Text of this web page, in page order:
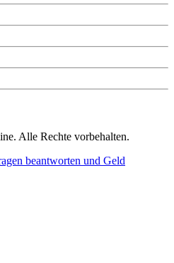
Alle Rechte vorbehalten.